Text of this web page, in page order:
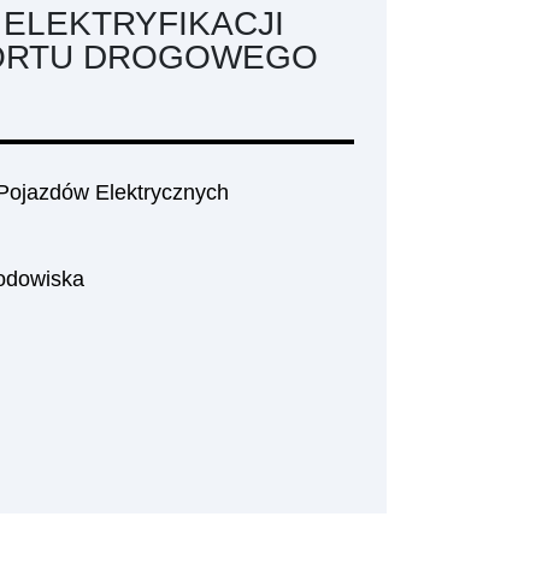
DROGOWEGO
Elektrycznych